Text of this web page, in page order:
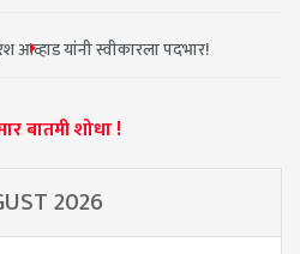
यांनी स्वीकारला पदभार!
बातमी शोधा !
2026